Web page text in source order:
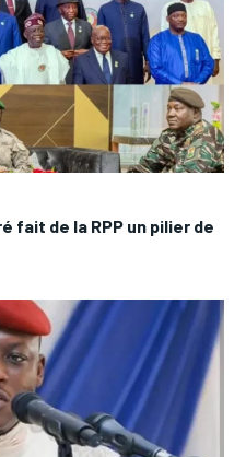
fait de la RPP un pilier de